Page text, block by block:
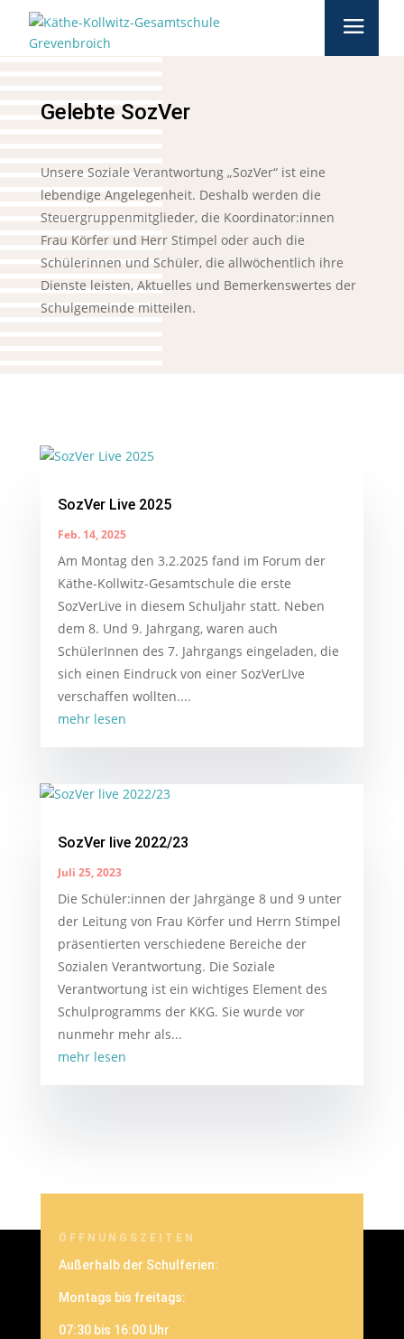
Gelebte SozVer
Unsere Soziale Verantwortung „SozVer“ ist eine
lebendige Angelegenheit. Deshalb werden die
Steuergruppenmitglieder, die Koordinator:innen
Frau Körfer und Herr Stimpel oder auch die
Schülerinnen und Schüler, die allwöchentlich ihre
Dienste leisten, Aktuelles und Bemerkenswertes der
Schulgemeinde mitteilen.
SozVer Live 2025
Feb. 14, 2025
Am Montag den 3.2.2025 fand im Forum der
Käthe-Kollwitz-Gesamtschule die erste
SozVerLive in diesem Schuljahr statt. Neben
dem 8. Und 9. Jahrgang, waren auch
SchülerInnen des 7. Jahrgangs eingeladen, die
sich einen Eindruck von einer SozVerLIve
verschaffen wollten....
mehr lesen
SozVer live 2022/23
Juli 25, 2023
Die Schüler:innen der Jahrgänge 8 und 9 unter
der Leitung von Frau Körfer und Herrn Stimpel
präsentierten verschiedene Bereiche der
Sozialen Verantwortung. Die Soziale
Verantwortung ist ein wichtiges Element des
Schulprogramms der KKG. Sie wurde vor
nunmehr mehr als...
mehr lesen
ÖFFNUNGSZEITEN
Außerhalb der Schulferien:
Montags bis freitags:
07:30 bis 16:00 Uhr